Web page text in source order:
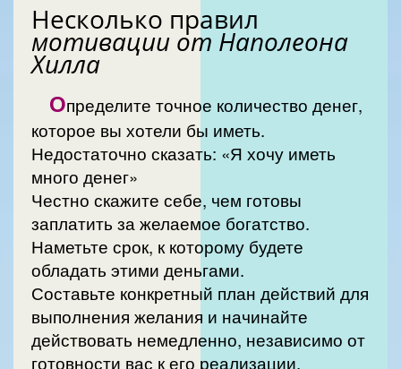
Несколько правил
мотивации от Наполеона
Хилла
Определите точное количество денег,
которое вы хотели бы иметь.
Недостаточно сказать: «Я хочу иметь
много денег»
Честно скажите себе, чем готовы
заплатить за желаемое богатство.
Наметьте срок, к которому будете
обладать этими деньгами.
Составьте конкретный план действий для
выполнения желания и начинайте
действовать немедленно, независимо от
готовности вас к его реализации.